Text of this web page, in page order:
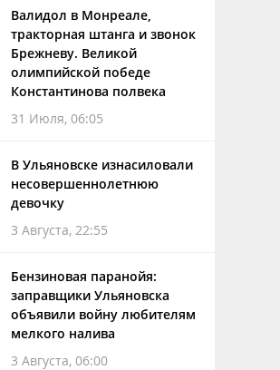
Валидол в Монреале,
тракторная штанга и звонок
Брежневу. Великой
олимпийской победе
Константинова полвека
31 Июля, 06:05
В Ульяновске изнасиловали
несовершеннолетнюю
девочку
3 Августа, 22:55
Бензиновая паранойя:
заправщики Ульяновска
объявили войну любителям
мелкого налива
3 Августа, 06:00